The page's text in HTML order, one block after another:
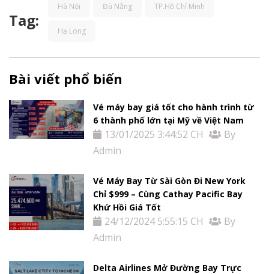
Việt
Dịch
vụ
khác
mãi
Tin
Tag:
Hà Nội Đà Nẵng TP.Hồ Chí Minh
Hạ Long
Bài viết phổ biến
Vé máy bay giá tốt cho hành trình từ
6 thành phố lớn tại Mỹ về Việt Nam
13/01/2025 3:44:52 CH
By
Admin
Vé Máy Bay Từ Sài Gòn Đi New York
Chỉ $999 – Cùng Cathay Pacific Bay
Khứ Hồi Giá Tốt
24/12/2024 5:55:15 CH
By
Admin
Delta Airlines Mở Đường Bay Trực